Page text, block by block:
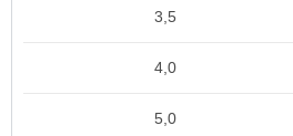
3,5
4,0
5,0